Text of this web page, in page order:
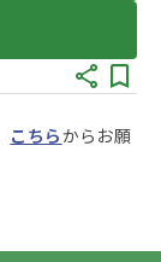
こちらからお願